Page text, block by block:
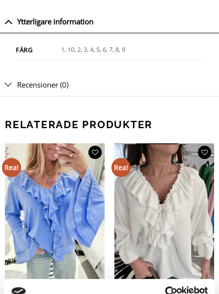
Ytterligare information
FÄRG 1, 10, 2, 3, 4, 5, 6, 7, 8, 9
Recensioner (0)
RELATERADE PRODUKTER
Rea! Rea!